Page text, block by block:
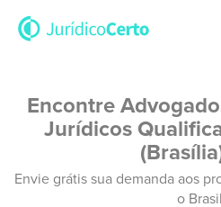
Encontre
Jurídicos
Envie grátis sua demanda aos
o